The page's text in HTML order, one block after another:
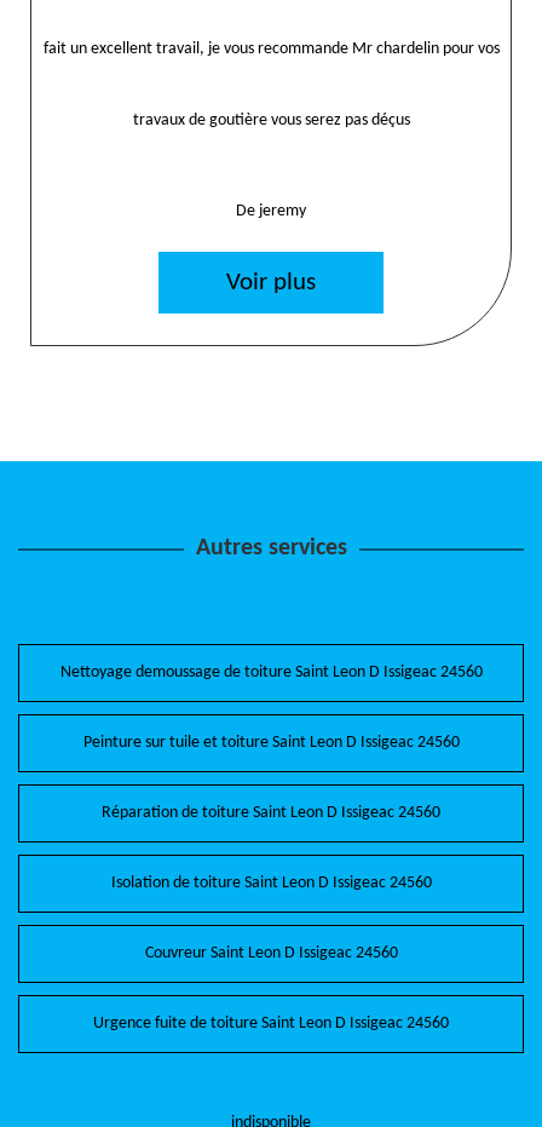
fait un excellent travail, je vous recommande Mr chardelin pour vos
travaux de goutière vous serez pas déçus
De jeremy
Voir plus
Autres services
Nettoyage demoussage de toiture Saint Leon D Issigeac 24560
Peinture sur tuile et toiture Saint Leon D Issigeac 24560
Réparation de toiture Saint Leon D Issigeac 24560
Isolation de toiture Saint Leon D Issigeac 24560
Couvreur Saint Leon D Issigeac 24560
Urgence fuite de toiture Saint Leon D Issigeac 24560
indisponible